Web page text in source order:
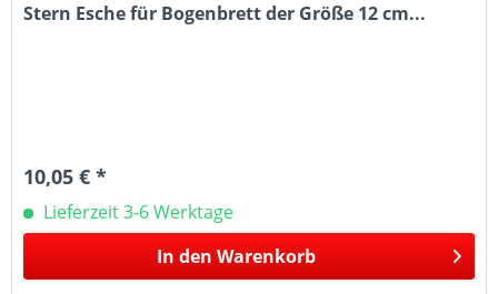
Stern Esche für Bogenbrett der Größe 12 cm...
10,05 € *
Lieferzeit 3-6 Werktage
In den Warenkorb